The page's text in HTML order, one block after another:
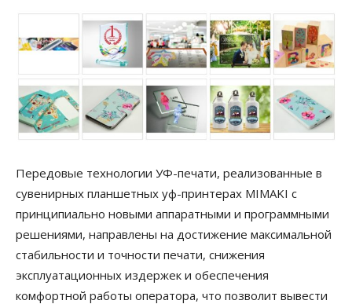
Передовые технологии УФ-печати, реализованные в
сувенирных планшетных уф-принтерах MIMAKI с
принципиально новыми аппаратными и программными
решениями, направлены на достижение максимальной
стабильности и точности печати, снижения
эксплуатационных издержек и обеспечения
комфортной работы оператора, что позволит вывести